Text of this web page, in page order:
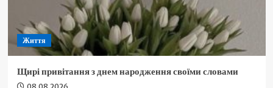
Життя
Щирі привітання з днем народження своїми словами